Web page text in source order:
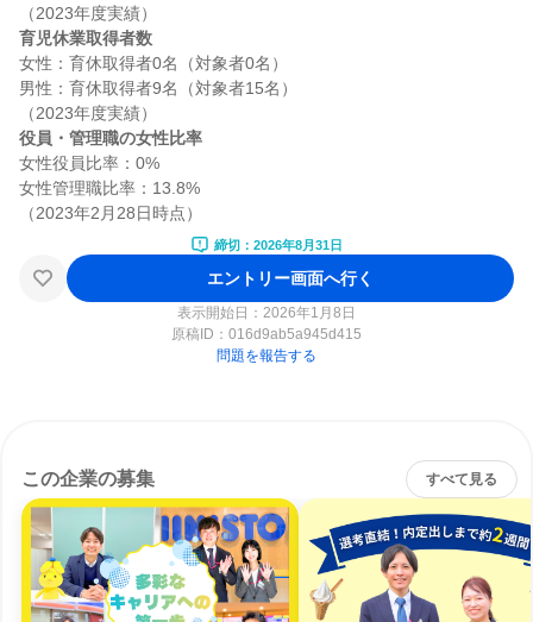
育児休業取得者数
女性：育休取得者0名（対象者0名）
男性：育休取得者9名（対象者15名）
役員・管理職の女性比率
女性役員比率：0%
女性管理職比率：13.8%
締切：2026年8月31日
エントリー画面へ行く
表示開始日：2026年1月8日
原稿ID： 016d9ab5a945d415
問題を報告する
この企業の募集 すべて見る